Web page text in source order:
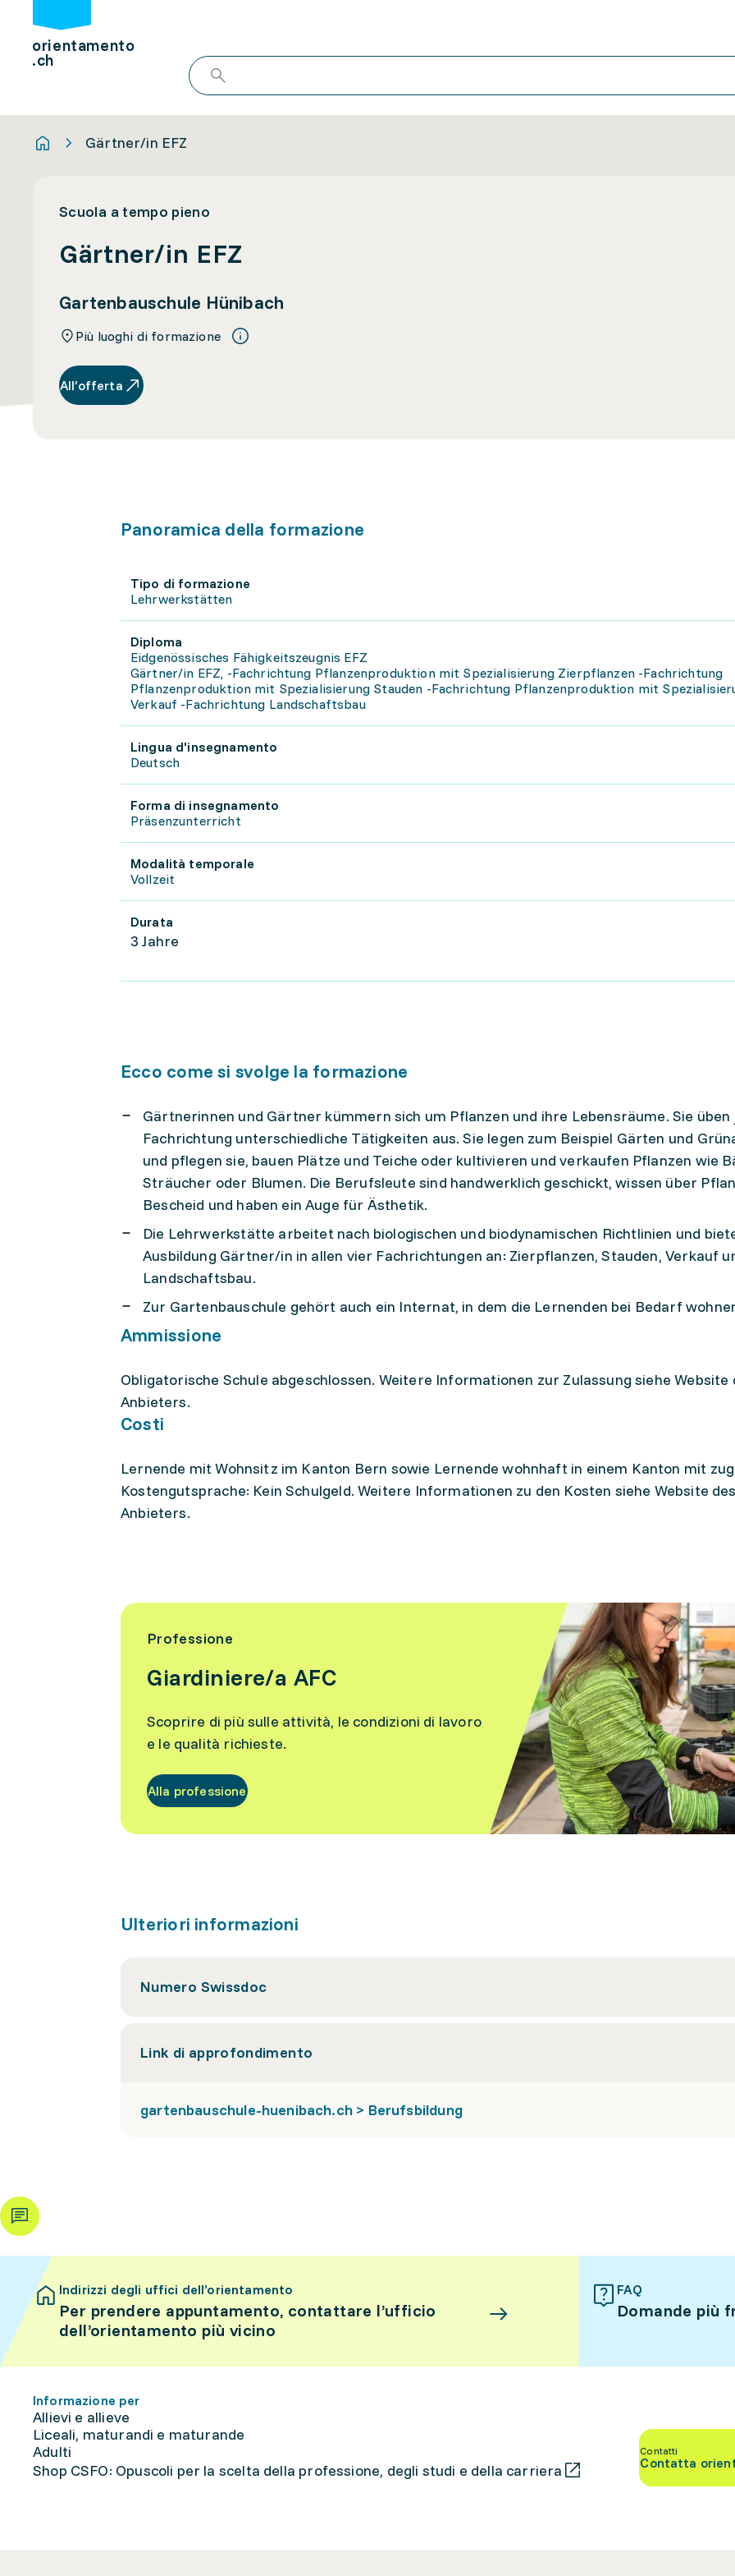
orientamento
.ch
Gärtner/in EFZ
Scuola a tempo pieno
Gärtner/in EFZ
Gartenbauschule Hünibach
Più luoghi di formazione
All’offerta
Panoramica della formazione
Tipo di formazione
Lehrwerkstätten
Diploma
Eidgenössisches Fähigkeitszeugnis EFZ
Gärtner/in EFZ, -Fachrichtung Pflanzenproduktion mit Spezialisierung Zierpflanzen -Fachrichtung
Pflanzenproduktion mit Spezialisierung Stauden -Fachrichtung Pflanzenproduktion mit
Verkauf -Fachrichtung Landschaftsbau
Lingua d'insegnamento
Deutsch
Forma di insegnamento
Präsenzunterricht
Modalità temporale
Vollzeit
Durata
3 Jahre
Ecco come si svolge la formazione
Gärtnerinnen und Gärtner kümmern sich um Pflanzen und ihre Lebensräume. Sie üben
Fachrichtung unterschiedliche Tätigkeiten aus. Sie legen zum Beispiel Gärten und
und pflegen sie, bauen Plätze und Teiche oder kultivieren und verkaufen Pflanzen wie
Sträucher oder Blumen. Die Berufsleute sind handwerklich geschickt, wissen über
Bescheid und haben ein Auge für Ästhetik.
Die Lehrwerkstätte arbeitet nach biologischen und biodynamischen Richtlinien und
Ausbildung Gärtner/in in allen vier Fachrichtungen an: Zierpflanzen, Stauden, Verkauf
Landschaftsbau.
Zur Gartenbauschule gehört auch ein Internat, in dem die Lernenden bei Bedarf
Ammissione
Obligatorische Schule abgeschlossen. Weitere Informationen zur Zulassung siehe Website
Anbieters.
Costi
Lernende mit Wohnsitz im Kanton Bern sowie Lernende wohnhaft in einem Kanton mit
Kostengutsprache: Kein Schulgeld. Weitere Informationen zu den Kosten siehe Website
Anbieters.
Professione
Giardiniere/a AFC
Scoprire di più sulle attività, le condizioni di lavoro
e le qualità richieste.
Alla professione
Ulteriori informazioni
Numero Swissdoc
Link di approfondimento
gartenbauschule-huenibach.ch > Berufsbildung
Indirizzi degli uffici dell’orientamento
Per prendere appuntamento, contattare l’ufficio
dell’orientamento più vicino
FAQ
Domande più
Informazione per
Allievi e allieve
Liceali, maturandi e maturande
Adulti
Shop CSFO: Opuscoli per la scelta della professione, degli studi e della carriera
Contatti
Contatta